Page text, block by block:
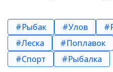
#Рыбак #Улов
#Леска
#Поплавок
#Спорт
#Рыбалка